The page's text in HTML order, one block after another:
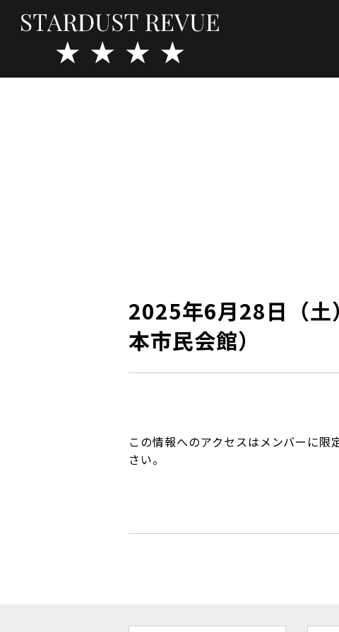
2025年6月28日（土
本市民会館）
この情報へのアクセスはメンバーに
さい。